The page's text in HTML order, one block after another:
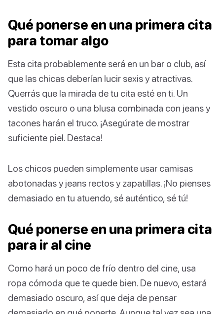
Qué ponerse en una primera cita
para tomar algo
Esta cita probablemente será en un bar o club, así
que las chicas deberían lucir sexis y atractivas.
Querrás que la mirada de tu cita esté en ti. Un
vestido oscuro o una blusa combinada con jeans y
tacones harán el truco. ¡Asegúrate de mostrar
suficiente piel. Destaca!
Los chicos pueden simplemente usar camisas
abotonadas y jeans rectos y zapatillas. ¡No pienses
demasiado en tu atuendo, sé auténtico, sé tú!
Qué ponerse en una primera cita
para ir al cine
Como hará un poco de frío dentro del cine, usa
ropa cómoda que te quede bien. De nuevo, estará
demasiado oscuro, así que deja de pensar